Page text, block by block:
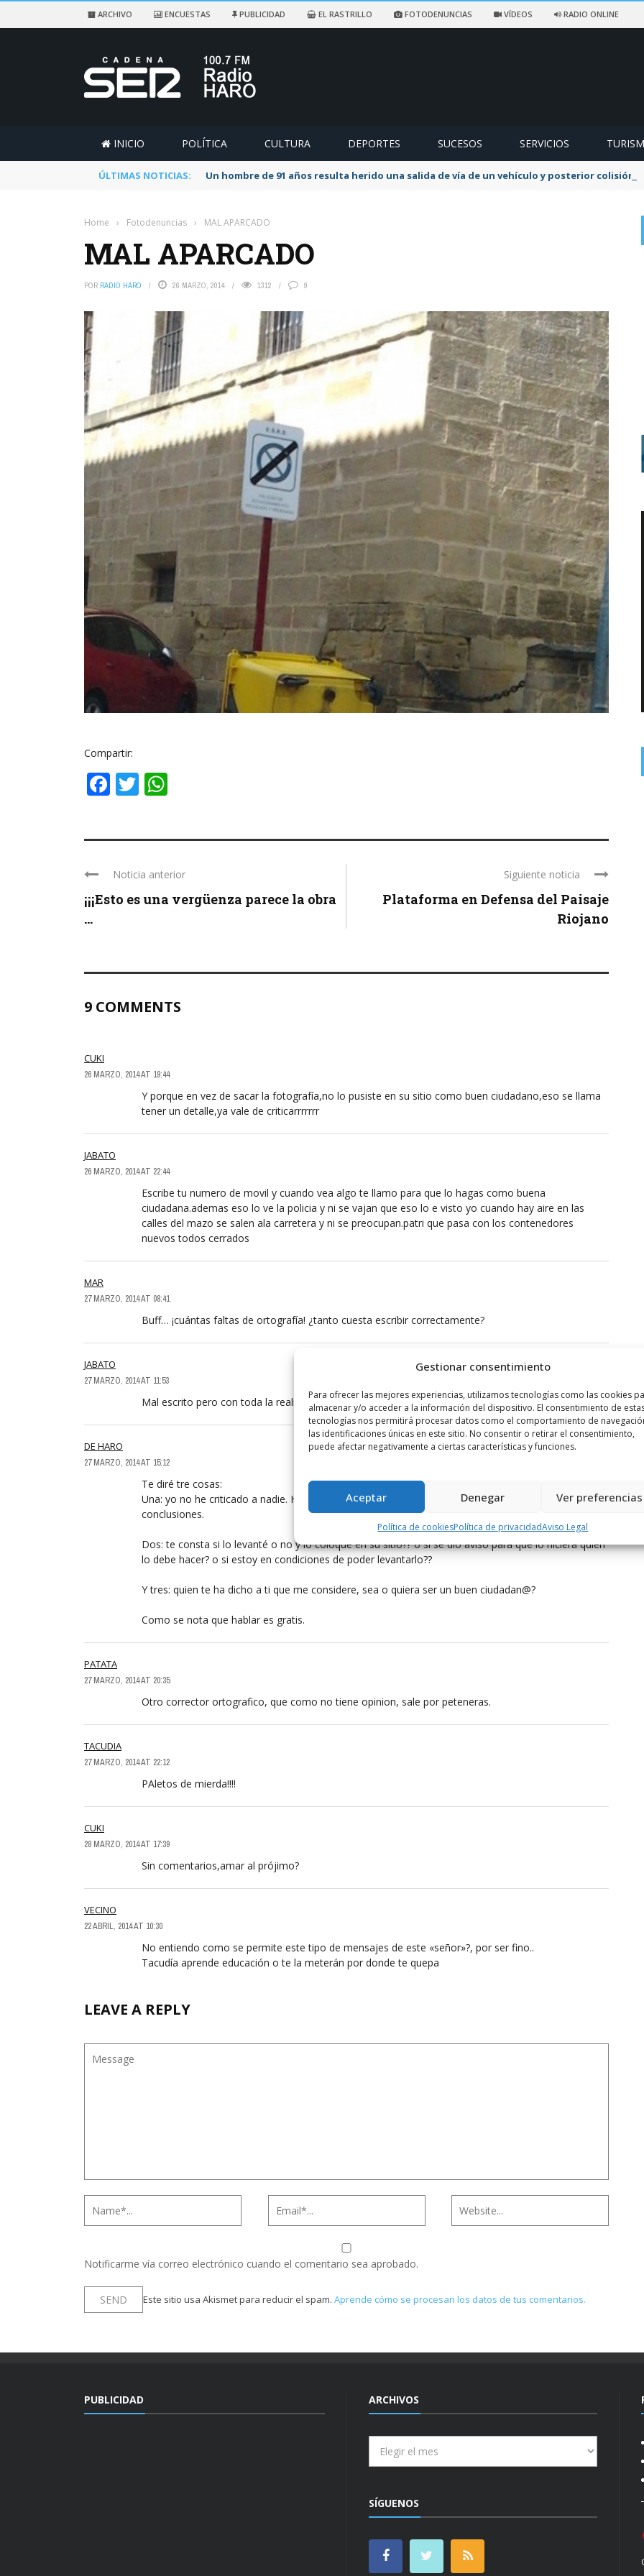
Gestionar consentimiento
Para ofrecer las mejores experiencias, utilizamos tecnologías como las cookies
almacenar y/o acceder a la información del dispositivo. El consentimiento de
tecnologías nos permitirá procesar datos como el comportamiento de
las identificaciones únicas en este sitio. No consentir o retirar el consentimiento,
puede afectar negativamente a ciertas características y funciones.
Aceptar Denegar Ver preferencias
Política de cookiesPolítica de privacidadAviso Legal
ARCHIVO ENCUESTAS PUBLICIDAD EL RASTRILLO FOTODENUNCIAS VÍDEOS RADIO ONLINE
INICIO POLÍTICA CULTURA DEPORTES SUCESOS SERVICIOS
ÚLTIMAS NOTICIAS: Un hombre de 91 años resulta herido una salida de vía de un vehículo y posterior colisión
Home › Fotodenuncias › MAL APARCADO
MAL APARCADO
POR RADIO HARO 26 MARZO, 2014 1312 9
Compartir:
Facebook
Twitter
Noticia anterior
¡¡¡Esto es una vergüenza parece la obra
...
Siguiente noticia
Plataforma en Defensa del Paisaje
Riojano
9 COMMENTS
CUKI
26 MARZO, 2014 AT 19:44
Y porque en vez de sacar la fotografía,no lo pusiste en su sitio como buen ciudadano,eso se llama
tener un detalle,ya vale de criticarrrrrrr
JABATO
26 MARZO, 2014 AT 22:44
Escribe tu numero de movil y cuando vea algo te llamo para que lo hagas como buena
ciudadana.ademas eso lo ve la policia y ni se vajan que eso lo e visto yo cuando hay aire en las
calles del mazo se salen ala carretera y ni se preocupan.patri que pasa con los contenedores
nuevos todos cerrados
MAR
27 MARZO, 2014 AT 08:41
Buff… ¡cuántas faltas de ortografía! ¿tanto cuesta escribir correctamente?
JABATO
27 MARZO, 2014 AT 11:53
Mal escrito pero con toda la realidad por delante
DE HARO
27 MARZO, 2014 AT 15:12
Te diré tre cosas:
Una: yo no he criticado a nadie. He mandado la foto y he dejado que cada uno saque sus propias
conclusiones.
Dos: te consta si lo levanté o no y lo coloqué en su sitio?? o si se dio aviso para que lo hiciera quien
lo debe hacer? o si estoy en condiciones de poder levantarlo??
Y tres: quien te ha dicho a ti que me considere, sea o quiera ser un buen ciudadan@?
Como se nota que hablar es gratis.
PATATA
27 MARZO, 2014 AT 20:35
Otro corrector ortografico, que como no tiene opinion, sale por peteneras.
TACUDIA
27 MARZO, 2014 AT 22:12
PAletos de mierda!!!!
CUKI
28 MARZO, 2014 AT 17:39
Sin comentarios,amar al prójimo?
VECINO
22 ABRIL, 2014 AT 10:30
No entiendo como se permite este tipo de mensajes de este «señor»?, por ser fino..
Tacudía aprende educación o te la meterán por donde te quepa
LEAVE A REPLY
Notificarme vía correo electrónico cuando el comentario sea aprobado.
Este sitio usa Akismet para reducir el spam. Aprende cómo se procesan los datos de tus comentarios.
PUBLICIDAD ARCHIVOS
SÍGUENOS